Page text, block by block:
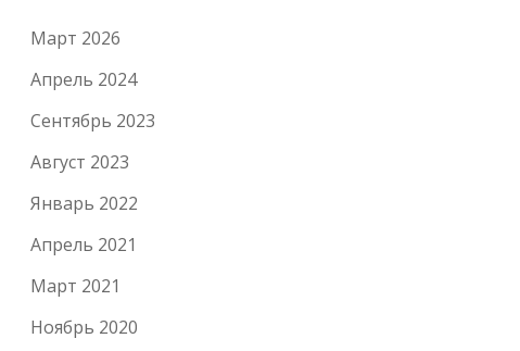
Март 2026
Апрель 2024
Сентябрь 2023
Август 2023
Январь 2022
Апрель 2021
Март 2021
Ноябрь 2020